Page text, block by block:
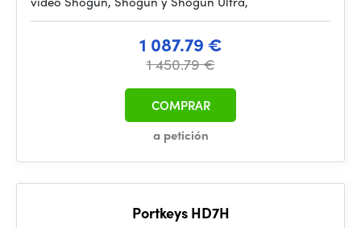
1 087.79 €
1 450.79 €
a petición
COMPRAR
Portkeys HD7H